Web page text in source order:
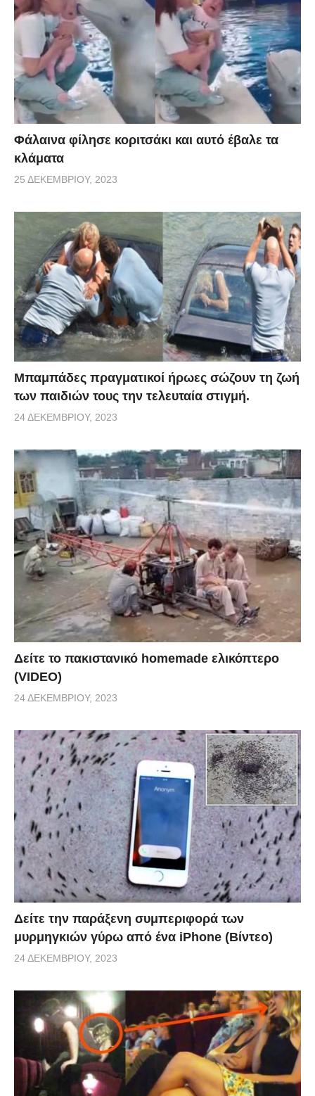
Φάλαινα φίλησε κοριτσάκι και αυτό έβαλε τα
κλάματα
25 ΔΕΚΕΜΒΡΊΟΥ, 2023
Μπαμπάδες πραγματικοί ήρωες σώζουν τη ζωή
των παιδιών τους την τελευταία στιγμή.
24 ΔΕΚΕΜΒΡΊΟΥ, 2023
Δείτε το πακιστανικό homemade ελικόπτερο
(VIDEO)
24 ΔΕΚΕΜΒΡΊΟΥ, 2023
Δείτε την παράξενη συμπεριφορά των
μυρμηγκιών γύρω από ένα iPhone (Βίντεο)
24 ΔΕΚΕΜΒΡΊΟΥ, 2023